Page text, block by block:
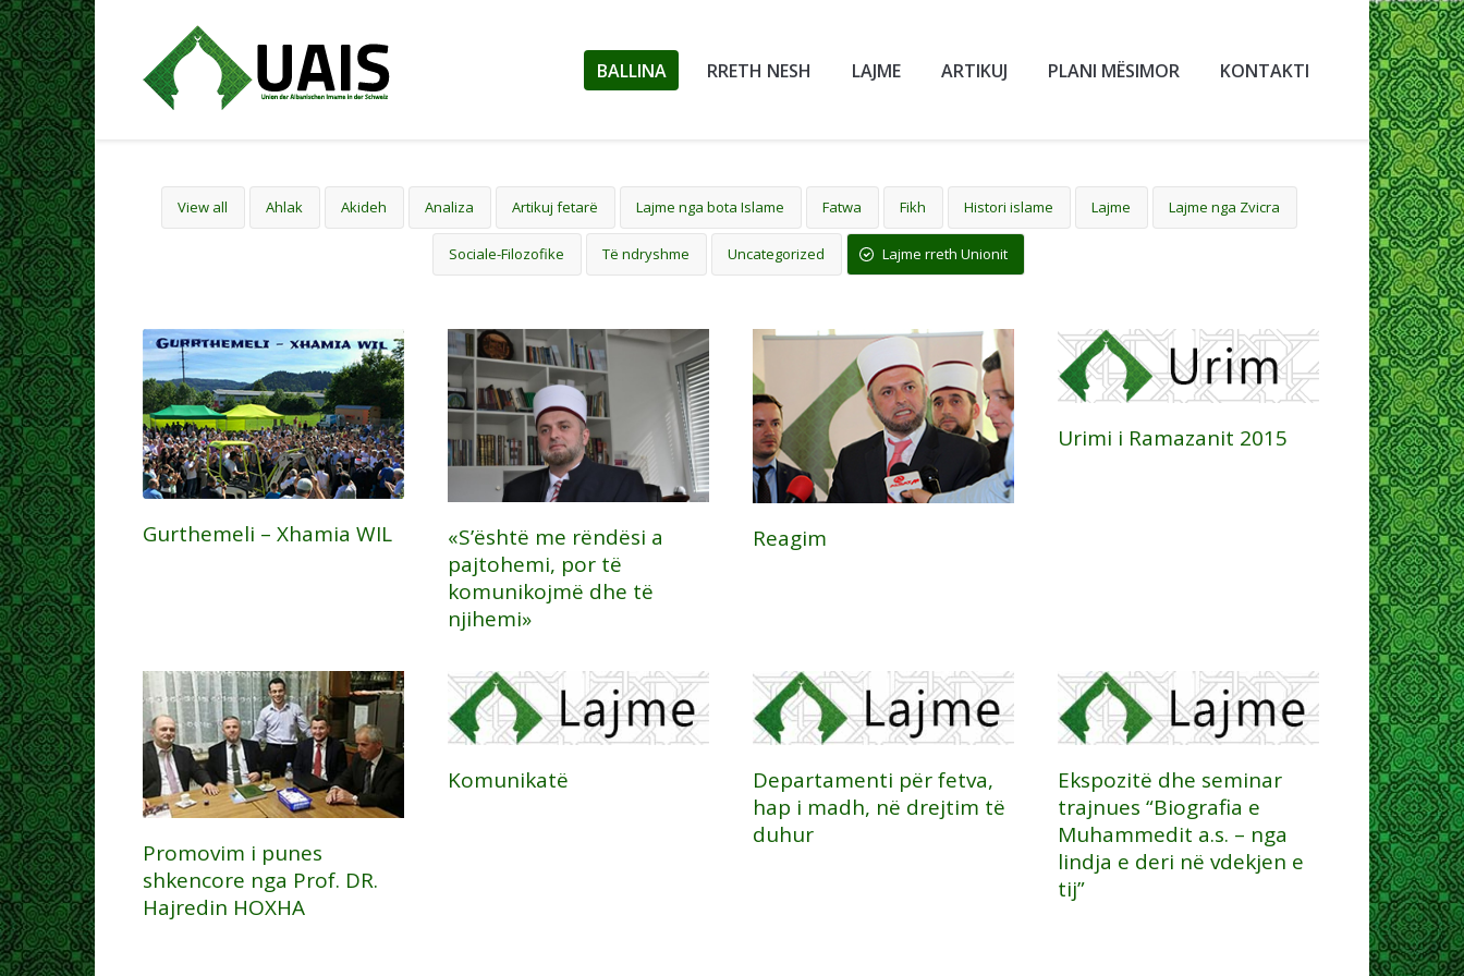
BALLINA RRETH NESH LAJME ARTIKUJ PLANI MËSIMOR KONTAKTI
View all Ahlak Akideh Analiza Artikuj fetarë Lajme nga bota Islame Fatwa Fikh Histori islame Lajme Lajme nga Zvicra
Sociale-Filozofike Të ndryshme Uncategorized Lajme rreth Unionit
Gurthemeli – Xhamia WIL
«S’është me rëndësi a
pajtohemi, por të
komunikojmë dhe të
njihemi»
Reagim
Urimi i Ramazanit 2015
Promovim i punes
shkencore nga Prof. DR.
Hajredin HOXHA
Komunikatë
Departamenti për fetva,
hap i madh, në drejtim të
duhur
Ekspozitë dhe seminar
trajnues “Biografia e
Muhammedit a.s. – nga
lindja e deri në vdekjen e
tij”